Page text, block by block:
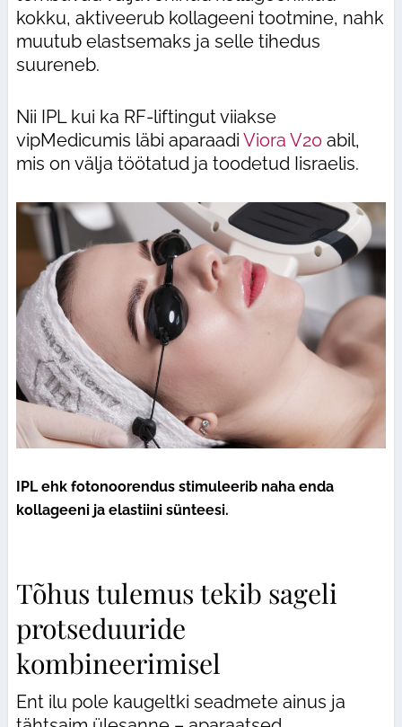
kokku, aktiveerub kollageeni tootmine, nahk
muutub elastsemaks ja selle tihedus
suureneb.
Nii IPL kui ka RF-liftingut viiakse
vipMedicumis läbi aparaadi Viora V20abil,
mis on välja töötatud ja toodetud Iisraelis.
IPL ehk fotonoorendus stimuleerib naha enda
kollageeni ja elastiini sünteesi.
Tõhus tulemus tekib sageli
protseduuride
kombineerimisel
Ent ilu pole kaugeltki seadmete ainus ja